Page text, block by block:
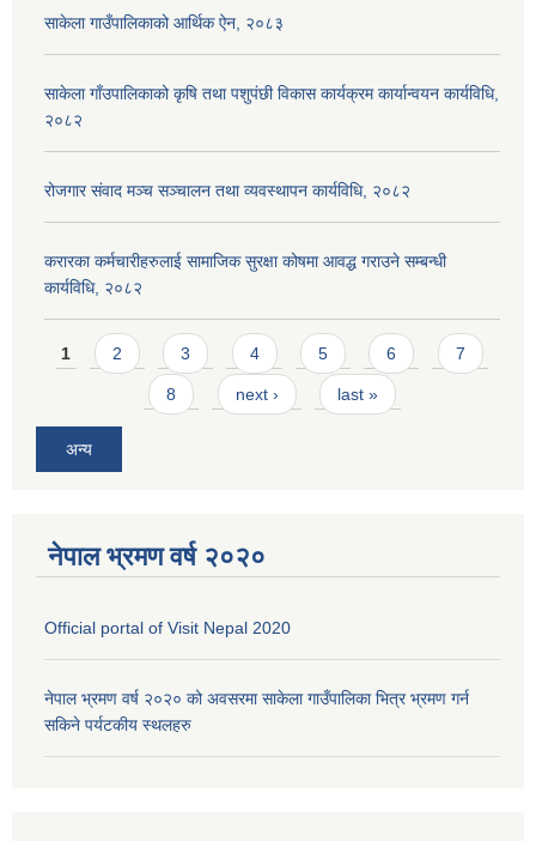
साकेला गाउँपालिकाको आर्थिक ऐन, २०८३
साकेला गाँउपालिकाको कृषि तथा पशुपंछी विकास कार्यक्रम कार्यान्वयन कार्यविधि,
२०८२
रोजगार संवाद मञ्च सञ्चालन तथा व्यवस्थापन कार्यविधि, २०८२
करारका कर्मचारीहरुलाई सामाजिक सुरक्षा कोषमा आवद्ध गराउने सम्बन्धी
कार्यविधि, २०८२
Pages
1 2 3 4 5 6 7
8 next › last »
अन्य
नेपाल भ्रमण वर्ष २०२०
Official portal of Visit Nepal 2020
नेपाल भ्रमण वर्ष २०२० को अवसरमा साकेला गाउँपालिका भित्र भ्रमण गर्न
सकिने पर्यटकीय स्थलहरु